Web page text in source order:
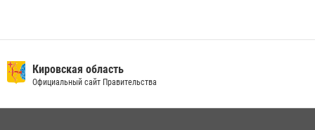
вневедомственную охрану и поступления в ведомственные вузы
22 июля 2026, 14:51 1 2
Кировская область
Официальный сайт Правительства